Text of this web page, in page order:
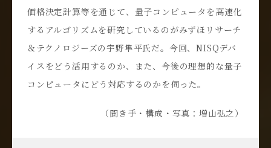
価格決定計算等を通じて、量子コンピュータを高速化
するアルゴリズムを研究しているのがみずほリサーチ
＆テクノロジーズの宇野隼平氏だ。今回、NISQデバ
イスをどう活用するのか、また、今後の理想的な量子
コンピュータにどう対応するのかを伺った。
（聞き手・構成・写真：増山弘之）